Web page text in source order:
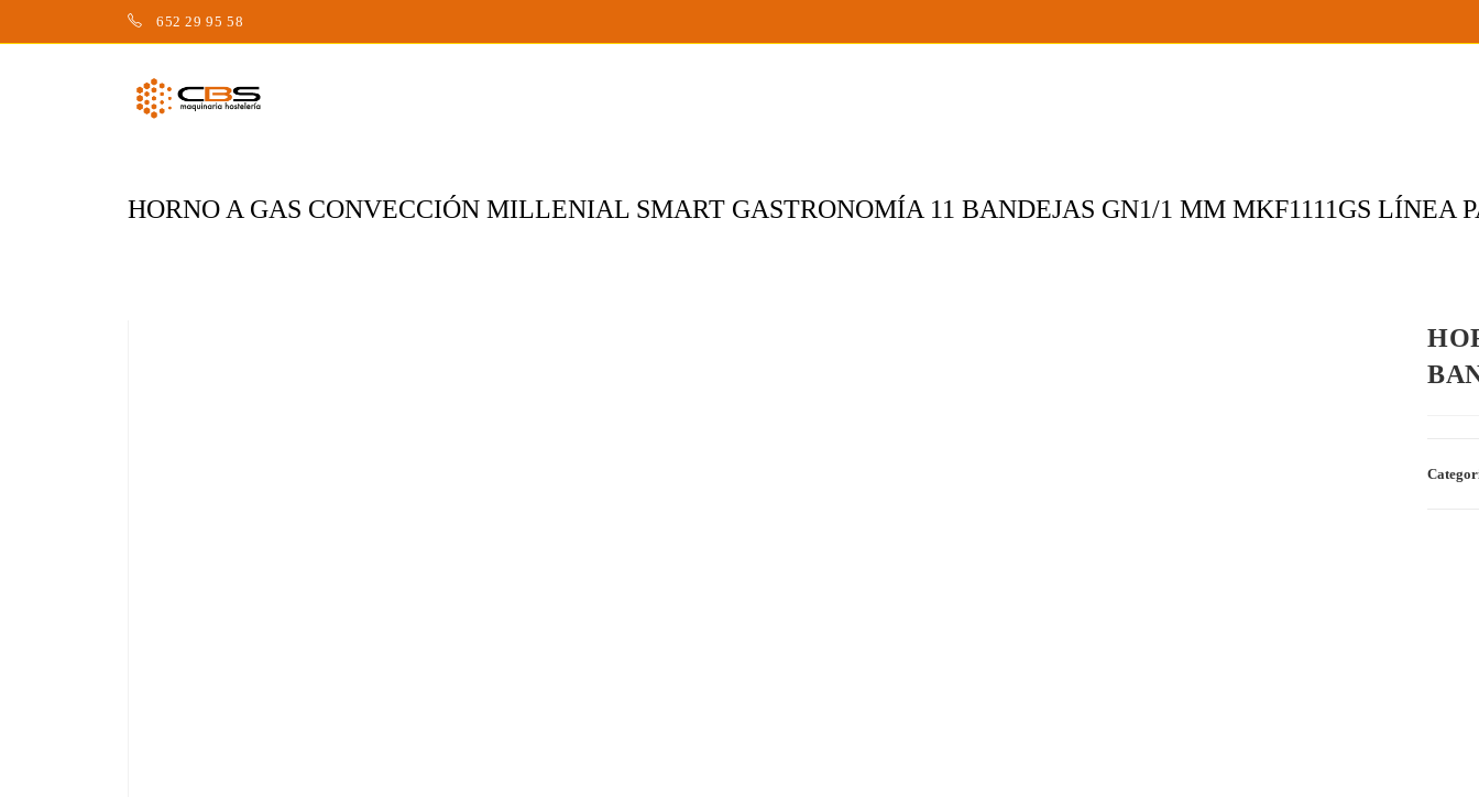
al
652 29 95 58
HORNO A GAS CONVECCIÓN MILLENIAL SMART GASTRONOMÍA 11 BANDEJAS GN1/1 MM MKF1111GS LÍNEA